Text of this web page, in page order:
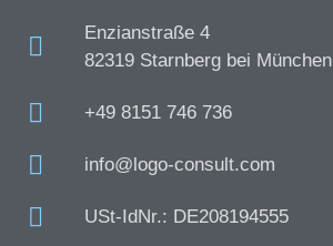
Enzianstraße 4
82319 Starnberg bei München
+49 8151 746 736
info@logo-consult.com
USt-IdNr.: DE208194555